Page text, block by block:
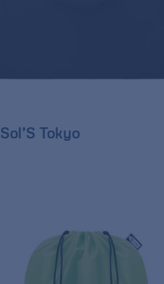
Sol’S Tokyo